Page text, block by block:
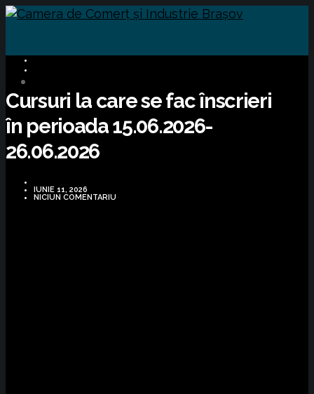
Cursuri la care se fac înscrieri
în perioada 15.06.2026-
26.06.2026
IUNIE 11, 2026
NICIUN COMENTARIU